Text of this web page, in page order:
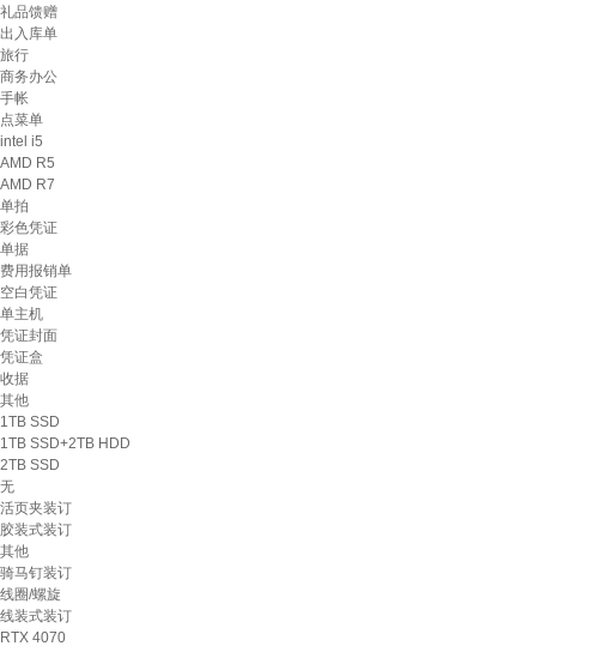
礼品馈赠
出入库单
旅行
商务办公
手帐
点菜单
intel i5
AMD R5
AMD R7
单拍
彩色凭证
单据
费用报销单
空白凭证
单主机
凭证封面
凭证盒
收据
其他
1TB SSD
1TB SSD+2TB HDD
2TB SSD
无
活页夹装订
胶装式装订
其他
骑马钉装订
线圈/螺旋
线装式装订
RTX 4070